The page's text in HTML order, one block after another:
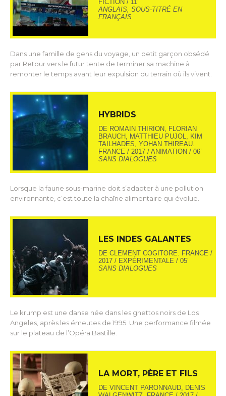
FICTION / 11’
ANGLAIS, SOUS-TITRÉ EN
FRANÇAIS
Dans une famille de gens du voyage, un petit garçon obsédé
par Retour vers le futur tente de terminer sa machine à
remonter le temps avant leur expulsion du terrain où ils vivent.
HYBRIDS
DE ROMAIN THIRION, FLORIAN
BRAUCH, MATTHIEU PUJOL, KIM
TAILHADES, YOHAN THIREAU.
FRANCE / 2017 / ANIMATION / 06’
SANS DIALOGUES
Lorsque la faune sous-marine doit s’adapter à une pollution
environnante, c’est toute la chaîne alimentaire qui évolue.
LES INDES GALANTES
DE CLEMENT COGITORE. FRANCE /
2017 / EXPÉRIMENTALE / 05’
SANS DIALOGUES
Le krump est une danse née dans les ghettos noirs de Los
Angeles, après les émeutes de 1995. Une performance filmée
sur le plateau de l’Opéra Bastille.
LA MORT, PÈRE ET FILS
DE VINCENT PARONNAUD, DENIS